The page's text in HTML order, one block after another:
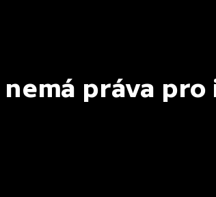
nemá práva pro